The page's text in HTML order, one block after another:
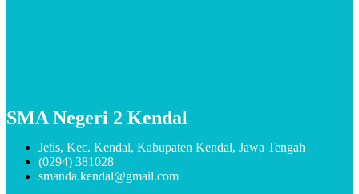
SMA Negeri 2 Kendal
Jetis, Kec. Kendal, Kabupaten Kendal, Jawa Tengah
(0294) 381028
smanda.kendal@gmail.com